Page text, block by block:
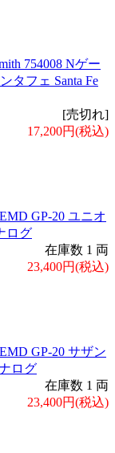
754008 Nゲー
タフェ Santa Fe
[売切れ]
17,200円(税込)
GP-20 ユニオ
ログ
在庫数 1 両
23,400円(税込)
GP-20 サザン
ログ
在庫数 1 両
23,400円(税込)